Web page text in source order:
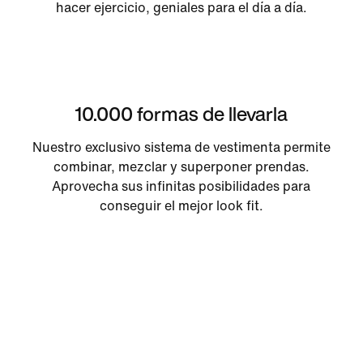
hacer ejercicio, geniales para el día a día.
10.000 formas de llevarla
Nuestro exclusivo sistema de vestimenta permite
combinar, mezclar y superponer prendas.
Aprovecha sus infinitas posibilidades para
conseguir el mejor look fit.